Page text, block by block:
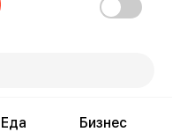
Еда Бизнес